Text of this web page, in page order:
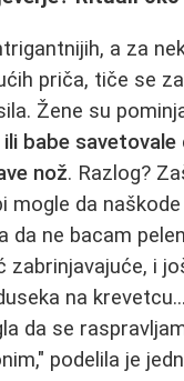
a za
priča, tiče se
Žene su
ili babe
nož. Razlog?
mogle da
da ne bacam
zabrinjavajuće, i
na
da se
podelila je